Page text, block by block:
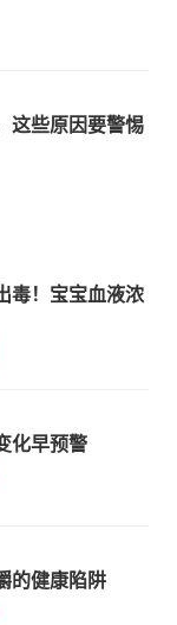
这些原因要警惕
毒！宝宝血液浓
化早预警
的健康陷阱